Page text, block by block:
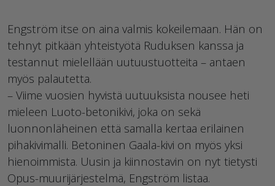
Engström itse on aina valmis kokeilemaan. Hän on
tehnyt pitkään yhteistyötä Ruduksen kanssa ja
testannut mielellään uutuustuotteita – antaen
myös palautetta.
– Viime vuosien hyvistä uutuuksista nousee heti
mieleen Luoto-betonikivi, joka on sekä
luonnonläheinen että samalla kertaa erilainen
pihakivimalli. Betoninen Gaala-kivi on myös yksi
hienoimmista. Uusin ja kiinnostavin on nyt tietysti
Opus-muurijärjestelmä, Engström listaa.